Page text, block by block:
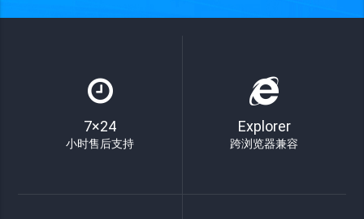
7×24
小时售后支持
Explorer
跨浏览器兼容